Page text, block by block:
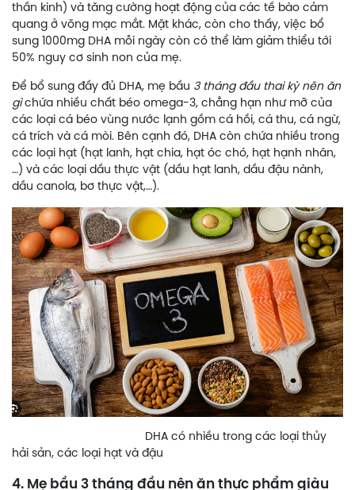
thần kinh) và tăng cường hoạt động của các tế bào cảm
quang ở võng mạc mắt. Mặt khác, còn cho thấy, việc bổ
sung 1000mg DHA mỗi ngày còn có thể làm giảm thiểu tới
50% nguy cơ sinh non của mẹ.
Để bổ sung đầy đủ DHA, mẹ bầu 3 tháng đầu thai kỳ nên ăn
gìchứa nhiều chất béo omega-3, chẳng hạn như mỡ của
các loại cá béo vùng nước lạnh gồm cá hồi, cá thu, cá ngừ,
cá trích và cá mòi. Bên cạnh đó, DHA còn chứa nhiều trong
các loại hạt (hạt lanh, hạt chia, hạt óc chó, hạt hạnh nhân,
…) và các loại dầu thực vật (dầu hạt lanh, dầu đậu nành,
dầu canola, bơ thực vật,…).
DHA có nhiều trong các loại thủy
hải sản, các loại hạt và đậu
4. Mẹ bầu 3 tháng đầu nên ăn thực phẩm giàu